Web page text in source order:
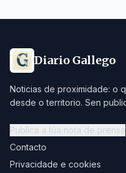
Diario Gallego
Noticias de proximidade: o
desde o territorio. Sen
Publica a túa nota de prensa
Contacto
Privacidade e cookies